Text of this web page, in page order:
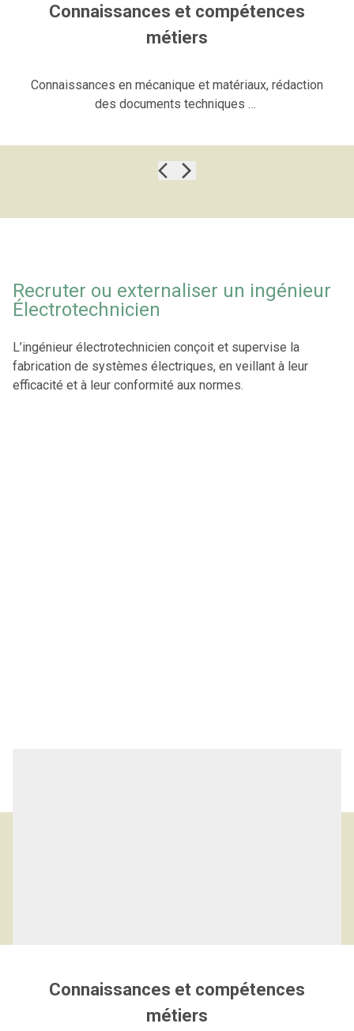
Connaissances et compétences
métiers
Connaissances en mécanique et matériaux, rédaction
des documents techniques …
Recruter ou externaliser un ingénieur
Électrotechnicien
L’ingénieur électrotechnicien conçoit et supervise la
fabrication de systèmes électriques, en veillant à leur
efficacité et à leur conformité aux normes.
Connaissances et compétences
métiers